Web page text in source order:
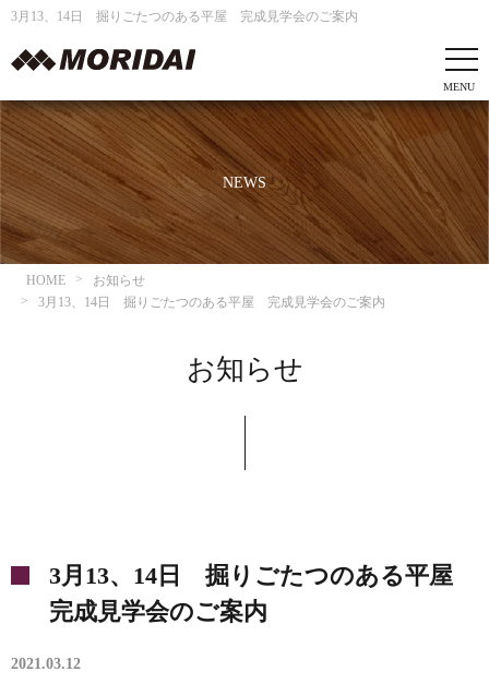
3月13、14日 掘りごたつのある平屋 完成見学会のご案内
NEWS
HOME
お知らせ
3月13、14日 掘りごたつのある平屋 完成見学会のご案内
お知らせ
3月13、14日 掘りごたつのある平屋
完成見学会のご案内
2021.03.12